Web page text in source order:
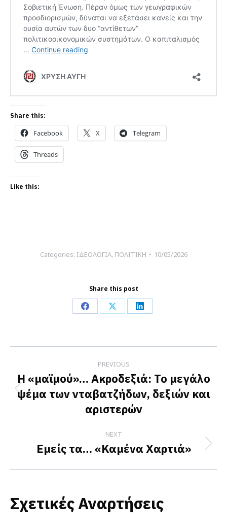
Share this:
Facebook X Telegram
Threads
Like this:
Categories: ΙΔΕΟΛΟΓΙΑ, ΠΟΛΙΤΙΚΗ 10/05/2026
Share this post
Share
Facebook
Share
X
Share
LinkedIn
navigation
PREVIOUS
Previous
post:
Η «μαϊμού»… Ακροδεξιά: Το μεγάλο
ψέμα των νταβατζήδων, δεξιών και
αριστερών
NEXT
Next
Εμείς τα… «Καμένα Χαρτιά»
Σχετικές Αναρτήσεις